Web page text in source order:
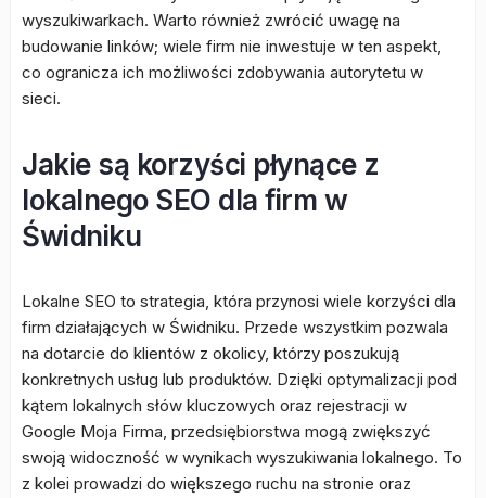
wyszukiwarkach. Warto również zwrócić uwagę na
budowanie linków; wiele firm nie inwestuje w ten aspekt,
co ogranicza ich możliwości zdobywania autorytetu w
sieci.
Jakie są korzyści płynące z
lokalnego SEO dla firm w
Świdniku
Lokalne SEO to strategia, która przynosi wiele korzyści dla
firm działających w Świdniku. Przede wszystkim pozwala
na dotarcie do klientów z okolicy, którzy poszukują
konkretnych usług lub produktów. Dzięki optymalizacji pod
kątem lokalnych słów kluczowych oraz rejestracji w
Google Moja Firma, przedsiębiorstwa mogą zwiększyć
swoją widoczność w wynikach wyszukiwania lokalnego. To
z kolei prowadzi do większego ruchu na stronie oraz